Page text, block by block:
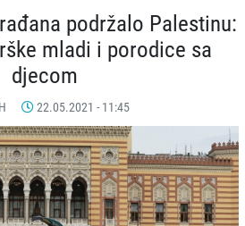
podržalo Palestinu:
mladi i porodice sa
djecom
22.05.2021 - 11:45